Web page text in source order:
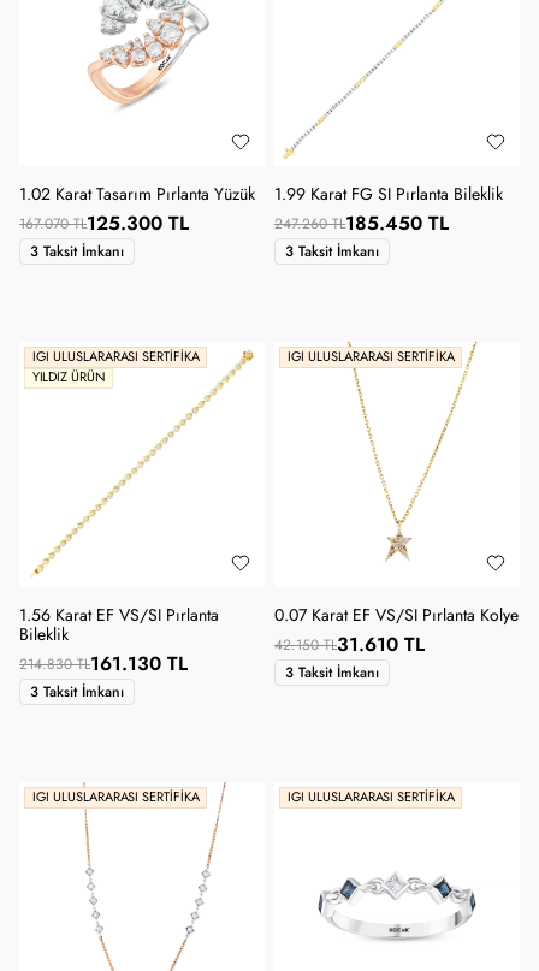
1.02 Karat Tasarım Pırlanta Yüzük
167.070 TL125.300 TL
3 Taksit İmkanı
1.99 Karat FG SI Pırlanta Bileklik
247.260 TL185.450 TL
3 Taksit İmkanı
IGI ULUSLARARASI SERTIFIKA
YILDIZ ÜRÜN
1.56 Karat EF VS/SI Pırlanta
Bileklik
214.830 TL161.130 TL
3 Taksit İmkanı
IGI ULUSLARARASI SERTIFIKA
0.07 Karat EF VS/SI Pırlanta Kolye
42.150 TL31.610 TL
3 Taksit İmkanı
IGI ULUSLARARASI SERTIFIKA IGI ULUSLARARASI SERTIFIKA